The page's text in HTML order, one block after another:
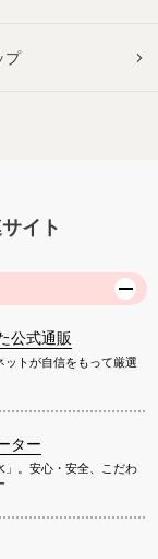
プ
イト
公式通販
トが自信をもって厳選
ター
」。安心・安全、こだわ